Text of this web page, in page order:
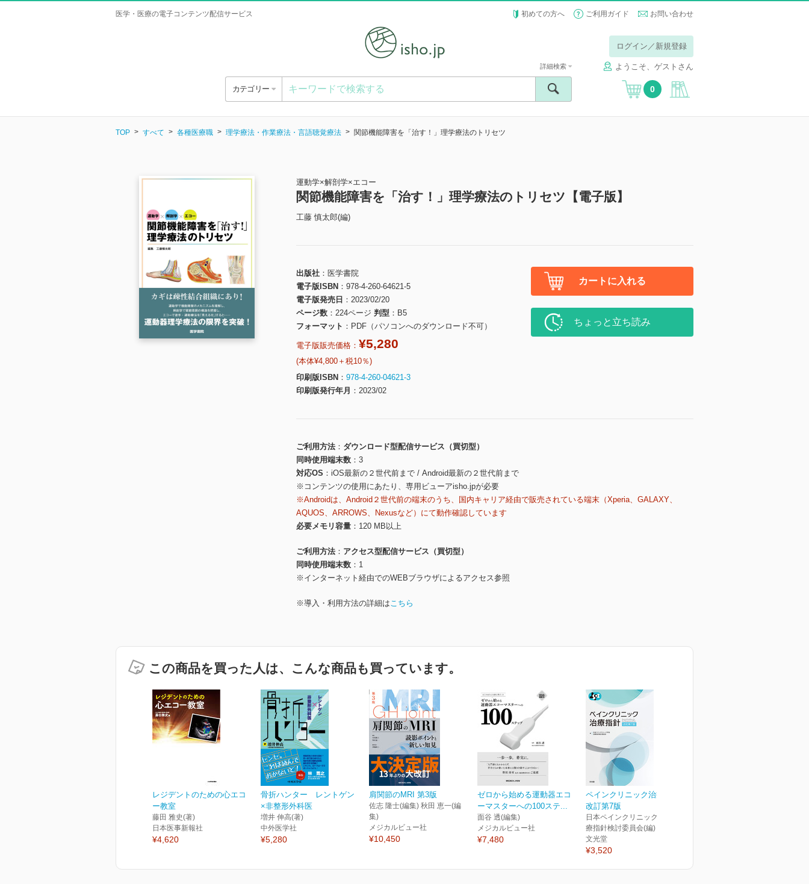
医学・医療の電子コンテンツ配信サービス 初めての方へ ご利用ガイド お問い合わせ
ログイン／新規登録
ようこそ、ゲストさん
カテゴリー
詳細検索
0
TOP すべて 各種医療職 理学療法・作業療法・言語聴覚療法 関節機能障害を「治す！」理学療法のトリセツ
運動学×解剖学×エコー
関節機能障害を「治す！」理学療法のトリセツ【電子版】
工藤 慎太郎(編)
出版社
医学書院
電子版ISBN
978-4-260-64621-5
電子版発売日
2023/02/20
ページ数
224ページ 判型
B5
フォーマット
PDF（パソコンへのダウンロード不可）
電子版販売価格： ¥5,280
(本体¥4,800＋税10％)
印刷版ISBN
978-4-260-04621-3
印刷版発行年月
2023/02
カートに入れる
ちょっと立ち読み
ご利用方法
ダウンロード型配信サービス（買切型）
同時使用端末数
3
対応OS
iOS最新の２世代前まで / Android最新の２世代前まで
※コンテンツの使用にあたり、専用ビューアisho.jpが必要
※Androidは、Android２世代前の端末のうち、国内キャリア経由で販売されている端末（Xperia、GALAXY、
AQUOS、ARROWS、Nexusなど）にて動作確認しています
必要メモリ容量
120 MB以上
ご利用方法
アクセス型配信サービス（買切型）
同時使用端末数
1
※インターネット経由でのWEBブラウザによるアクセス参照
※導入・利用方法の詳細はこちら
この商品を買った人は、こんな商品も買っています。
レジデントのための心エコ
ー教室
藤田 雅史(著)
日本医事新報社
¥4,620
骨折ハンター レントゲン
×非整形外科医
増井 伸高(著)
中外医学社
¥5,280
肩関節のMRI 第3版
佐志 隆士(編集) 秋田 恵一(編
集)
メジカルビュー社
¥10,450
ゼロから始める運動器エコ
ーマスターへの100ステ...
面谷 透(編集)
メジカルビュー社
¥7,480
ペインクリニック治療指針
改訂第7版
日本ペインクリニック学会治
療指針検討委員会(編)
文光堂
¥3,520